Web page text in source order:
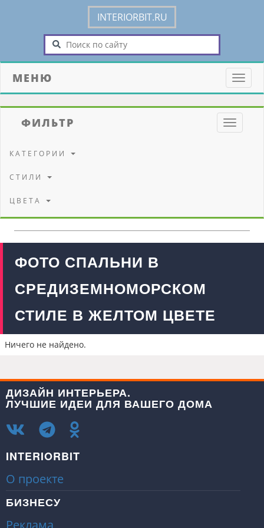
INTERIORBIT.RU
Toggle
МЕНЮ
ФИЛЬТР
Toggle
КАТЕГОРИИ
СТИЛИ
ЦВЕТА
ФОТО СПАЛЬНИ В
СРЕДИЗЕМНОМОРСКОМ
СТИЛЕ В ЖЕЛТОМ ЦВЕТЕ
Ничего не найдено.
ДИЗАЙН ИНТЕРЬЕРА.
ЛУЧШИЕ ИДЕИ ДЛЯ ВАШЕГО ДОМА
INTERIORBIT
О проекте
БИЗНЕСУ
Реклама